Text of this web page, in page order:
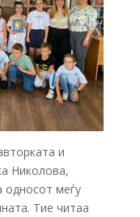
и
Николова,
односот меѓу
Тие читаа